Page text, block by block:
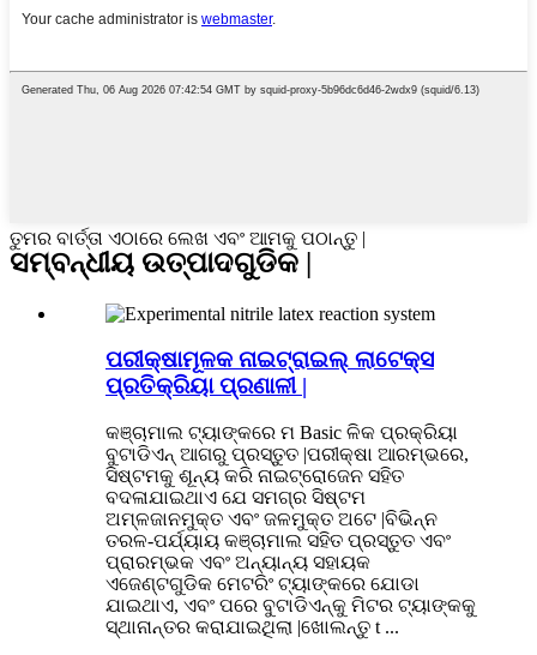
ତୁମର ବାର୍ତ୍ତା ଏଠାରେ ଲେଖ ଏବଂ ଆମକୁ ପଠାନ୍ତୁ |
ସମ୍ବନ୍ଧୀୟ ଉତ୍ପାଦଗୁଡିକ |
ପରୀକ୍ଷାମୂଳକ ନାଇଟ୍ରାଇଲ୍ ଲାଟେକ୍ସ
ପ୍ରତିକ୍ରିୟା ପ୍ରଣାଳୀ |
କଞ୍ଚାମାଲ ଟ୍ୟାଙ୍କରେ ମ Basic ଳିକ ପ୍ରକ୍ରିୟା
ବୁଟାଡିଏନ୍ ଆଗରୁ ପ୍ରସ୍ତୁତ |ପରୀକ୍ଷା ଆରମ୍ଭରେ,
ସିଷ୍ଟମକୁ ଶୂନ୍ୟ କରି ନାଇଟ୍ରୋଜେନ ସହିତ
ବଦଳାଯାଇଥାଏ ଯେ ସମଗ୍ର ସିଷ୍ଟମ
ଅମ୍ଳଜାନମୁକ୍ତ ଏବଂ ଜଳମୁକ୍ତ ଅଟେ |ବିଭିନ୍ନ
ତରଳ-ପର୍ଯ୍ୟାୟ କଞ୍ଚାମାଲ ସହିତ ପ୍ରସ୍ତୁତ ଏବଂ
ପ୍ରାରମ୍ଭକ ଏବଂ ଅନ୍ୟାନ୍ୟ ସହାୟକ
ଏଜେଣ୍ଟଗୁଡିକ ମେଟରିଂ ଟ୍ୟାଙ୍କରେ ଯୋଡା
ଯାଇଥାଏ, ଏବଂ ପରେ ବୁଟାଡିଏନ୍କୁ ମିଟର ଟ୍ୟାଙ୍କକୁ
ସ୍ଥାନାନ୍ତର କରାଯାଇଥିଲା |ଖୋଲନ୍ତୁ t ...